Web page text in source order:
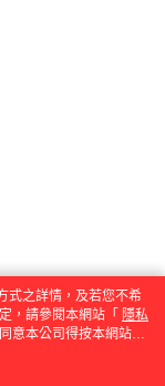
式之詳情，及若您不希
，請參閱本網站「 隱私
意本公司得按本網站使